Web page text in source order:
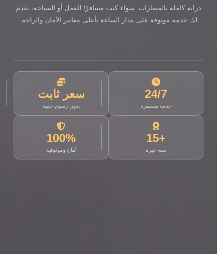
دراية كاملة بالمسارات. سواء كنت مسافرًا للعمل أو السياحة، نقدم
لك خدمة موثوقة على مدار الساعة بأعلى معايير الأمان والراحة.
24/7
خدمة مستمرة
سعر ثابت
بدون رسوم خفية
+15
سنة خبرة
100%
أمان وموثوقية